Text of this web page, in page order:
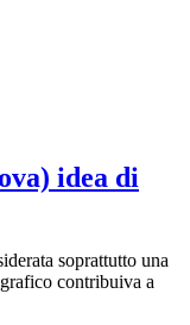
idea di
soprattutto una
contribuiva a